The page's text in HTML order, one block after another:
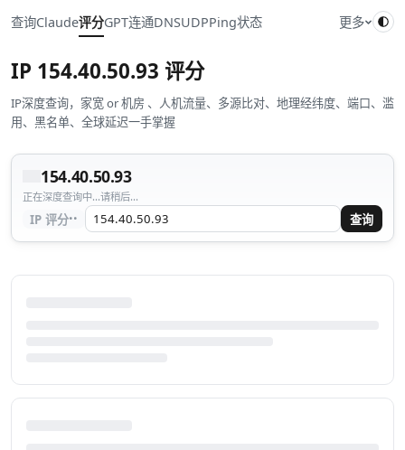
查询Claude评分GPT连通DNSUDPPing状态 更多
IP 154.40.50.93 评分
IP深度查询，家宽 or 机房 、人机流量、多源比对、地理经纬度、端口、滥
用、黑名单、全球延迟一手掌握
154.40.50.93
正在深度查询中...请稍后...
IP 评分·· 查询